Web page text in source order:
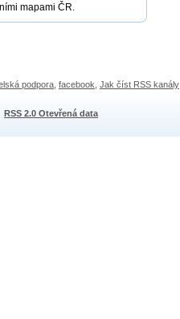
mapami ČR.
podpora facebook Jak číst RSS kanály
RSS 2.0 Otevřená data